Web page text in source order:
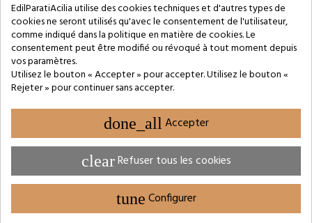
Copyright © 2024 by 3Enne s.r.l.s. P.IVA/C.F.: 13466181008
Numéro d'enregistrement REA : RM-1449325 - Registre du
Commerce de Rome
Website Developed by M.Borzacchini - TestSide
PARAMÈTRES DES COOKIES
EdilParatiAcilia utilise des cookies techniques et d'autres types de
cookies ne seront utilisés qu'avec le consentement de l'utilisateur,
comme indiqué dans la politique en matière de cookies. Le
consentement peut être modifié ou révoqué à tout moment depuis
vos paramètres.
Utilisez le bouton « Accepter » pour accepter. Utilisez le bouton «
Rejeter » pour continuer sans accepter.
done_all Accepter
clearRefuser tous les cookies
tuneConfigurer